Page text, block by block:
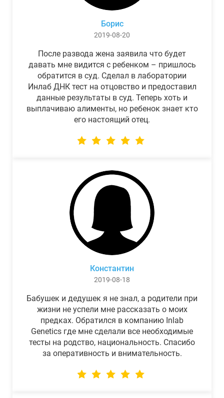
Борис
2019-08-20
После развода жена заявила что будет
давать мне видится с ребенком – пришлось
обратится в суд. Сделал в лаборатории
Инлаб ДНК тест на отцовство и предоставил
данные результаты в суд. Теперь хоть и
выплачиваю алименты, но ребенок знает кто
его настоящий отец.
Константин
2019-08-18
Бабушек и дедушек я не знал, а родители при
жизни не успели мне рассказать о моих
предках. Обратился в компанию Inlab
Genetics где мне сделали все необходимые
тесты на родство, национальность. Спасибо
за оперативность и внимательность.